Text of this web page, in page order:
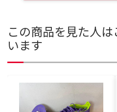
この商品を見た人
います